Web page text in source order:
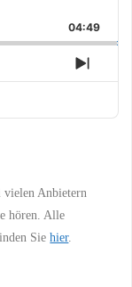
Forward
04:49
Next
vielen Anbietern
hören. Alle
Siehier.